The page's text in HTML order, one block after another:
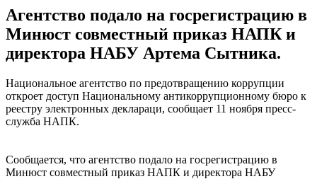
Агентство подало на госрегистрацию в
Минюст совместный приказ НАПК и
директора НАБУ Артема Сытника.
Национальное агентство по предотвращению коррупции
откроет доступ Национальному антикоррупционному бюро к
реестру электронных деклараци, сообщает 11 ноября пресс-
служба НАПК.
Сообщается, что агентство подало на госрегистрацию в
Минюст совместный приказ НАПК и директора НАБУ